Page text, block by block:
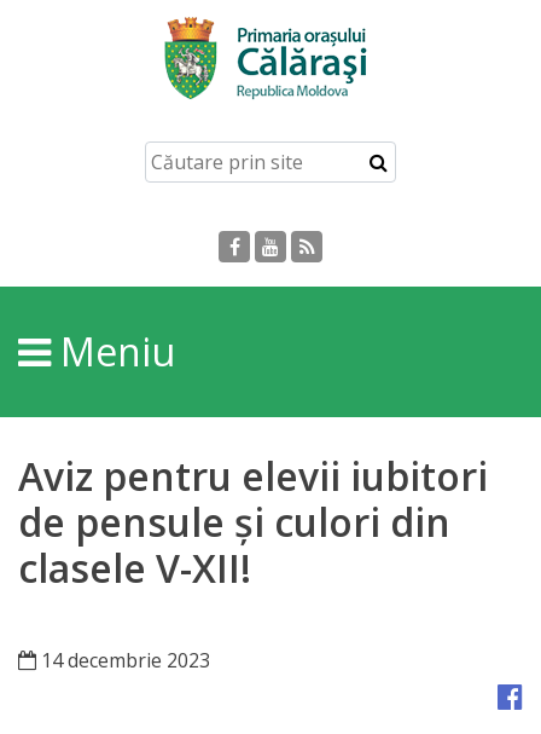
Despre
Orașului
Personalități
Regulamente
Orașe
înfrățite
Strategii
Meniu
Aviz pentru elevii iubitori
de pensule și culori din
clasele V-XII!
14 decembrie 2023